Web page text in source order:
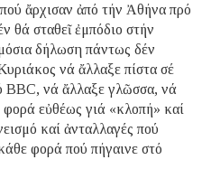
ἄρχισαν ἀπό τήν Ἀθήνα πρό
θά σταθεῖ ἐμπόδιο στήν
δήλωση πάντως δέν
νά ἄλλαξε πίστα σέ
BBC, νά ἄλλαξε γλῶσσα, νά
εὐθέως γιά «κλοπή» καί
καί ἀνταλλαγές πού
φορά πού πήγαινε στό